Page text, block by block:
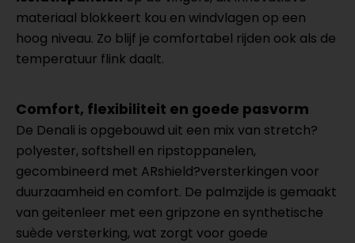
materiaal blokkeert kou en windvlagen op een
hoog niveau. Zo blijf je comfortabel rijden ook als de
temperatuur flink daalt.
Comfort, flexibiliteit en goede pasvorm
De Denali is opgebouwd uit een mix van stretch?
polyester, softshell en ripstoppanelen,
gecombineerd met ARshield?versterkingen voor
duurzaamheid en comfort. De palmzijde is gemaakt
van geitenleer met een gripzone en synthetische
suède versterking, wat zorgt voor goede